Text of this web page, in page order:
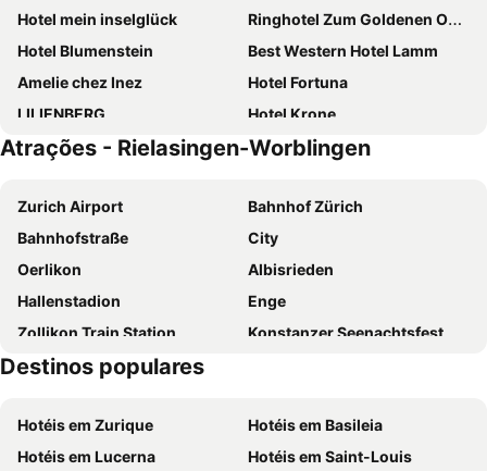
Hotel mein inselglück
Ringhotel Zum Goldenen Ochsen
Hotel Blumenstein
Best Western Hotel Lamm
Amelie chez Inez
Hotel Fortuna
LILIENBERG
Hotel Krone
Ibis Styles Singen
AMIA Hotel Singen
Hotel JÄGERHAUS in Singen am Hohentwiel
Weinvilla Vollmayer
Hotel Relax
Hotel Gasthaus Kranz
Hotel Rheingerbe
Hotel Bora HotSpaResort
Hotel K99
aquaTurm Hotel & Energie
Hotel Hoeri am Bodensee
Seehörnle Hotel & Gasthaus
Landgasthof Ritter
Hotel Frauenfeld
Hotel Rosmarin
Hotel St. Elisabeth
Atrações - Rielasingen-Worblingen
Zurich Airport
Bahnhof Zürich
Bahnhofstraße
City
Oerlikon
Albisrieden
Hallenstadion
Enge
Zollikon Train Station
Konstanzer Seenachtsfest
Unterstrass
Rathaus Zürich
Langstrasse
Stadion Letzigrund
Altstetten
Destinos populares
Hotéis em Zurique
Hotéis em Basileia
Hotéis em Lucerna
Hotéis em Saint-Louis